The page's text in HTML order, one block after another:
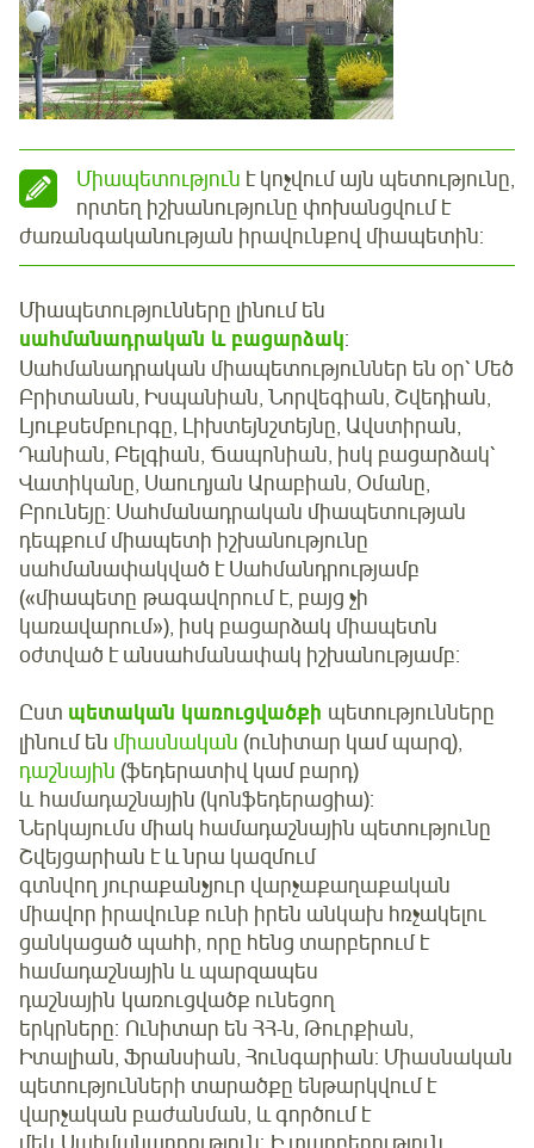
Միապետություն է կոչվում այն պետությունը,
որտեղ իշխանությունը փոխանցվում է
ժառանգականության իրավունքով միապետին:
Միապետությունները լինում են
սահմանադրական և բացարձակ:
Սահմանադրական միապետություններ են օր՝ Մեծ
Բրիտանան, Իսպանիան, Նորվեգիան, Շվեդիան,
Լյուքսեմբուրգը, Լիխտեյնշտեյնը, Ավստիրան,
Դանիան, Բելգիան, Ճապոնիան, իսկ բացարձակ՝
Վատիկանը, Սաուդյան Արաբիան, Օմանը,
Բրունեյը: Սահմանադրական միապետության
դեպքում միապետի իշխանությունը
սահմանափակված է Սահմանդրությամբ
(«միապետը թագավորում է, բայց չի
կառավարում»), իսկ բացարձակ միապետն
օժտված է անսահմանափակ իշխանությամբ:
Ըստ պետական կառուցվածքի պետությունները
լինում են միասնական (ունիտար կամ պարզ),
դաշնային (ֆեդերատիվ կամ բարդ)
և համադաշնային (կոնֆեդերացիա):
Ներկայումս միակ համադաշնային պետությունը
Շվեյցարիան է և նրա կազմում
գտնվող յուրաքանչյուր վարչաքաղաքական
միավոր իրավունք ունի իրեն անկախ հռչակելու
ցանկացած պահի, որը հենց տարբերում է
համադաշնային և պարզապես
դաշնային կառուցվածք ունեցող
երկրները: Ունիտար են ՀՀ-ն, Թուրքիան,
Իտալիան, Ֆրանսիան, Հունգարիան: Միասնական
պետությունների տարածքը ենթարկվում է
վարչական բաժանման, և գործում է